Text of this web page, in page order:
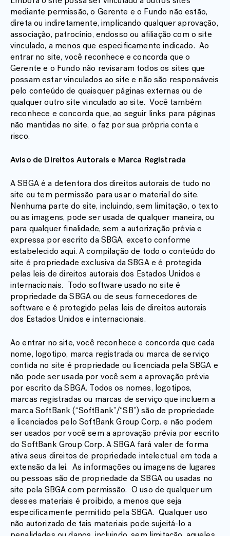
mediante permissão, o Gerente e o Fundo não estão,
direta ou indiretamente, implicando qualquer aprovação,
associação, patrocínio, endosso ou afiliação com o site
vinculado, a menos que especificamente indicado. Ao
entrar no site, você reconhece e concorda que o
Gerente e o Fundo não revisaram todos os sites que
possam estar vinculados ao site e não são responsáveis
pelo conteúdo de quaisquer páginas externas ou de
qualquer outro site vinculado ao site. Você também
reconhece e concorda que, ao seguir links para páginas
não mantidas no site, o faz por sua própria conta e
risco.
Aviso de Direitos Autorais e Marca Registrada
A SBGA é a detentora dos direitos autorais de tudo no
site ou tem permissão para usar o material do site.
Nenhuma parte do site, incluindo, sem limitação, o texto
ou as imagens, pode ser usada de qualquer maneira, ou
para qualquer finalidade, sem a autorização prévia e
expressa por escrito da SBGA, exceto conforme
estabelecido aqui. A compilação de todo o conteúdo do
site é propriedade exclusiva da SBGA e é protegida
pelas leis de direitos autorais dos Estados Unidos e
internacionais. Todo software usado no site é
propriedade da SBGA ou de seus fornecedores de
software e é protegido pelas leis de direitos autorais
dos Estados Unidos e internacionais.
Ao entrar no site, você reconhece e concorda que cada
nome, logotipo, marca registrada ou marca de serviço
contida no site é propriedade ou licenciada pela SBGA e
não pode ser usada por você sem a aprovação prévia
por escrito da SBGA. Todos os nomes, logotipos,
marcas registradas ou marcas de serviço que incluem a
marca SoftBank (“SoftBank”/“SB”) são de propriedade
e licenciados pelo SoftBank Group Corp. e não podem
ser usados por você sem a aprovação prévia por escrito
do SoftBank Group Corp. A SBGA fará valer de forma
ativa seus direitos de propriedade intelectual em toda a
extensão da lei. As informações ou imagens de lugares
ou pessoas são de propriedade da SBGA ou usadas no
site pela SBGA com permissão. O uso de qualquer um
desses materiais é proibido, a menos que seja
especificamente permitido pela SBGA. Qualquer uso
não autorizado de tais materiais pode sujeitá-lo a